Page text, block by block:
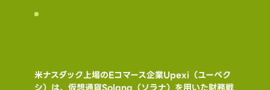
米ナスダック上場のEコマース企業Upexi（ユーペク